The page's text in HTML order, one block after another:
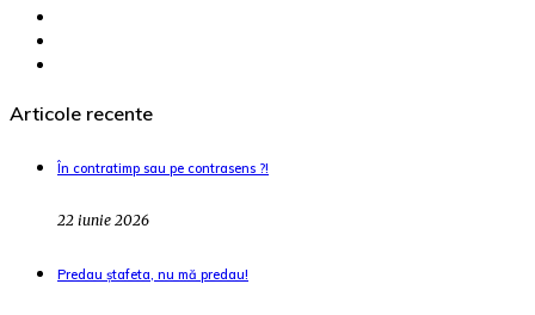
Articole recente
În contratimp sau pe contrasens ?!
22 iunie 2026
Predau ștafeta, nu mă predau!